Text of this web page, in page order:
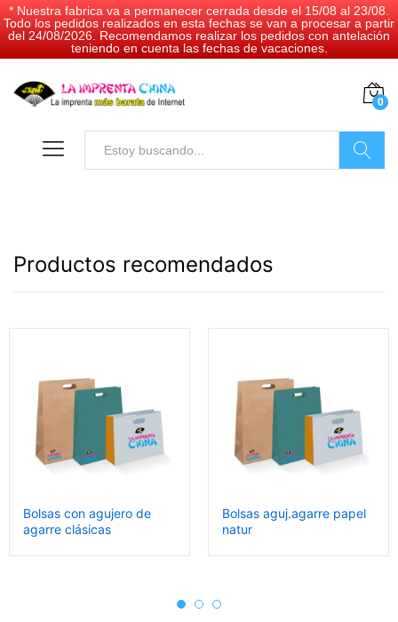
* Nuestra fabrica va a permanecer cerrada desde el 15/08 al 23/08.
Todo los pedidos realizados en esta fechas se van a procesar a partir
del 24/08/2026. Recomendamos realizar los pedidos con antelación
teniendo en cuenta las fechas de vacaciones.
0
Productos recomendados
Bolsas con agujero de
agarre clásicas
Bolsas aguj.agarre papel
natur